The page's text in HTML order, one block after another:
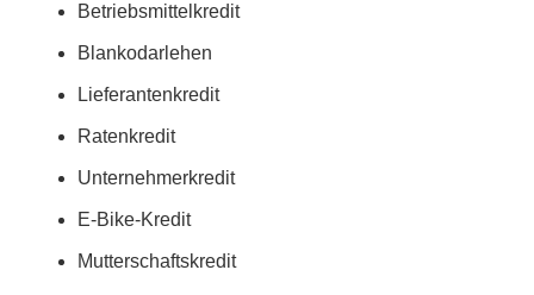
Betriebsmittelkredit
Blankodarlehen
Lieferantenkredit
Ratenkredit
Unternehmerkredit
E-Bike-Kredit
Mutterschaftskredit